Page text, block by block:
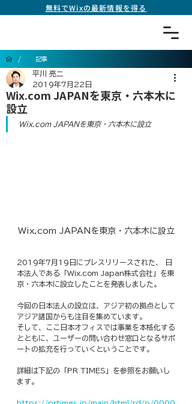
無料でWixの最新情報を得る
/ 記事
Wix.com JAPANを東京・六本木に
設立
平川 亮二
2019年7月22日
Wix.com JAPANを東京・六本木に設立
Wix.com JAPANを東京・六本木に設立
2019年7月19日にプレスリリースされた、 日
本法人である「Wix.com Japan株式会社」を東
京・六本木に設立したことを発表しました。
今回の日本法人の設立は、アジア初の拠点として
アジア諸国からも注目を集めています。
そして、ここ日本オフィスでは事業を本格化する
とともに、ユーザーの問い合わせ窓口となるサポ
ートの拡充を行っていくということです。
詳細は下記の「PR TIMES」を参照をお願いし
ます。
https://prtimes.jp/main/html/rd/p/0000